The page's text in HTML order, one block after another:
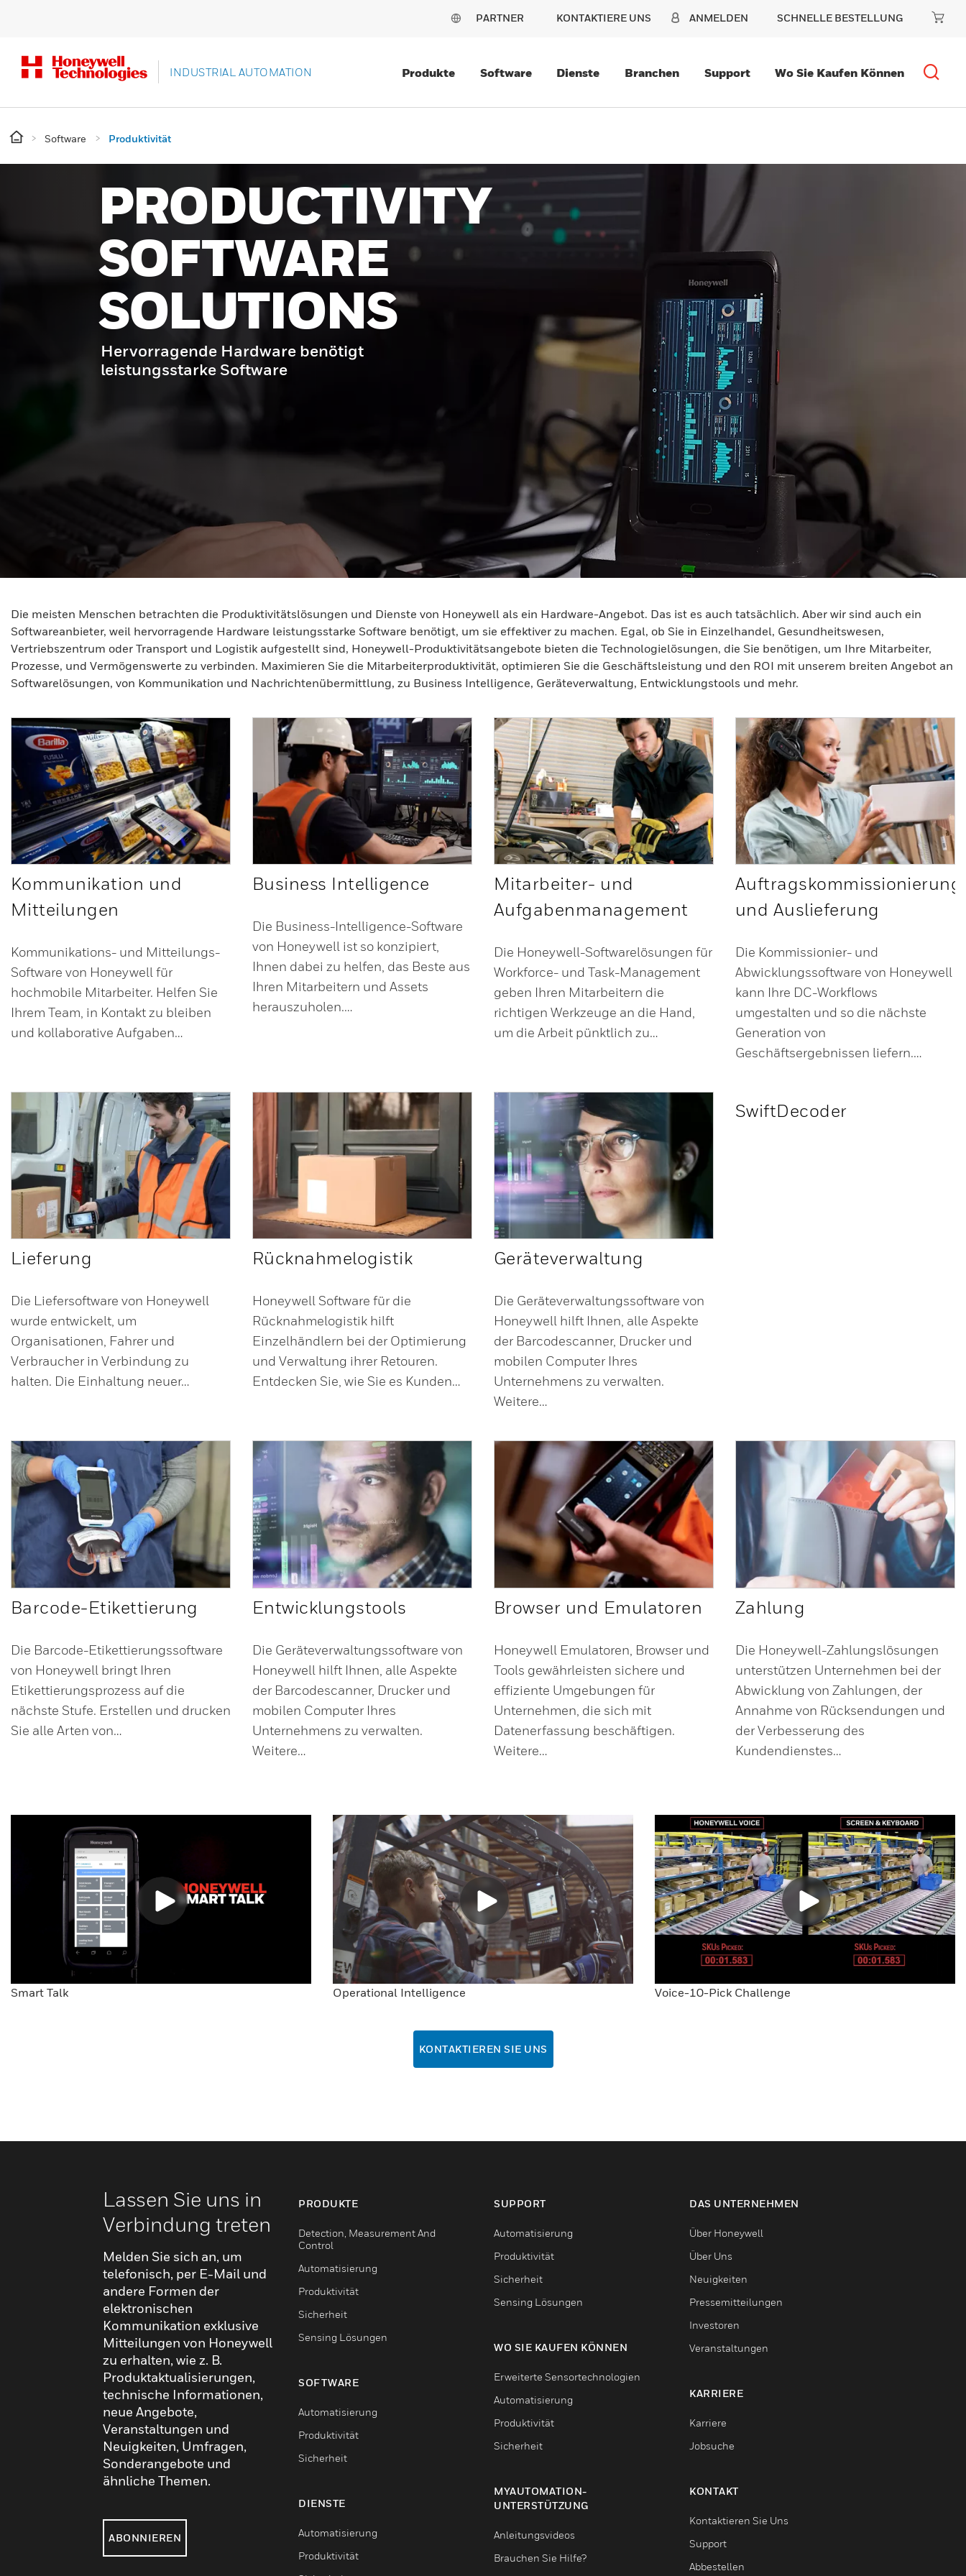
PARTNER KONTAKTIERE UNS ANMELDEN SCHNELLE BESTELLUNG
INDUSTRIAL AUTOMATION Produkte Software Dienste Branchen Support Wo Sie Kaufen Können
Software Produktivität
PRODUCTIVITY
SOFTWARE
SOLUTIONS
Hervorragende Hardware benötigt
leistungsstarke Software
Die meisten Menschen betrachten die Produktivitätslösungen und Dienste von Honeywell als ein Hardware-Angebot. Das ist es auch tatsächlich. Aber wir sind auch ein
Softwareanbieter, weil hervorragende Hardware leistungsstarke Software benötigt, um sie effektiver zu machen. Egal, ob Sie in Einzelhandel, Gesundheitswesen,
Vertriebszentrum oder Transport und Logistik aufgestellt sind, Honeywell-Produktivitätsangebote bieten die Technologielösungen, die Sie benötigen, um Ihre Mitarbeiter,
Prozesse, und Vermögenswerte zu verbinden. Maximieren Sie die Mitarbeiterproduktivität, optimieren Sie die Geschäftsleistung und den ROI mit unserem breiten Angebot an
Softwarelösungen, von Kommunikation und Nachrichtenübermittlung, zu Business Intelligence, Geräteverwaltung, Entwicklungstools und mehr.
Kommunikation und
Mitteilungen
Kommunikations- und Mitteilungs-
Software von Honeywell für
hochmobile Mitarbeiter. Helfen Sie
Ihrem Team, in Kontakt zu bleiben
und kollaborative Aufgaben…
Business Intelligence
Die Business-Intelligence-Software
von Honeywell ist so konzipiert,
Ihnen dabei zu helfen, das Beste aus
Ihren Mitarbeitern und Assets
herauszuholen.…
Mitarbeiter- und
Aufgabenmanagement
Die Honeywell-Softwarelösungen für
Workforce- und Task-Management
geben Ihren Mitarbeitern die
richtigen Werkzeuge an die Hand,
um die Arbeit pünktlich zu…
Auftragskommissionierung
und Auslieferung
Die Kommissionier- und
Abwicklungssoftware von Honeywell
kann Ihre DC-Workflows
umgestalten und so die nächste
Generation von
Geschäftsergebnissen liefern.…
Lieferung
Die Liefersoftware von Honeywell
wurde entwickelt, um
Organisationen, Fahrer und
Verbraucher in Verbindung zu
halten. Die Einhaltung neuer…
Rücknahmelogistik
Honeywell Software für die
Rücknahmelogistik hilft
Einzelhändlern bei der Optimierung
und Verwaltung ihrer Retouren.
Entdecken Sie, wie Sie es Kunden…
Geräteverwaltung
Die Geräteverwaltungssoftware von
Honeywell hilft Ihnen, alle Aspekte
der Barcodescanner, Drucker und
mobilen Computer Ihres
Unternehmens zu verwalten.
Weitere…
SwiftDecoder
Barcode-Etikettierung
Die Barcode-Etikettierungssoftware
von Honeywell bringt Ihren
Etikettierungsprozess auf die
nächste Stufe. Erstellen und drucken
Sie alle Arten von…
Entwicklungstools
Die Geräteverwaltungssoftware von
Honeywell hilft Ihnen, alle Aspekte
der Barcodescanner, Drucker und
mobilen Computer Ihres
Unternehmens zu verwalten.
Weitere…
Browser und Emulatoren
Honeywell Emulatoren, Browser und
Tools gewährleisten sichere und
effiziente Umgebungen für
Unternehmen, die sich mit
Datenerfassung beschäftigen.
Weitere…
Zahlung
Die Honeywell-Zahlungslösungen
unterstützen Unternehmen bei der
Abwicklung von Zahlungen, der
Annahme von Rücksendungen und
der Verbesserung des
Kundendienstes…
Smart Talk Operational Intelligence Voice-10-Pick Challenge
KONTAKTIEREN SIE UNS
Lassen Sie uns in
Verbindung treten
Melden Sie sich an, um
telefonisch, per E-Mail und
andere Formen der
elektronischen
Kommunikation exklusive
Mitteilungen von Honeywell
zu erhalten, wie z. B.
Produktaktualisierungen,
technische Informationen,
neue Angebote,
Veranstaltungen und
Neuigkeiten, Umfragen,
Sonderangebote und
ähnliche Themen.
ABONNIEREN
PRODUKTE
Detection, Measurement And
Control
Automatisierung
Produktivität
Sicherheit
Sensing Lösungen
SOFTWARE
Automatisierung
Produktivität
Sicherheit
DIENSTE
Automatisierung
Produktivität
SUPPORT
Automatisierung
Produktivität
Sicherheit
Sensing Lösungen
WO SIE KAUFEN KÖNNEN
Erweiterte Sensortechnologien
Automatisierung
Produktivität
Sicherheit
MYAUTOMATION-
UNTERSTÜTZUNG
Anleitungsvideos
Brauchen Sie Hilfe?
DAS UNTERNEHMEN
Über Honeywell
Über Uns
Neuigkeiten
Pressemitteilungen
Investoren
Veranstaltungen
KARRIERE
Karriere
Jobsuche
KONTAKT
Kontaktieren Sie Uns
Support
Abbestellen